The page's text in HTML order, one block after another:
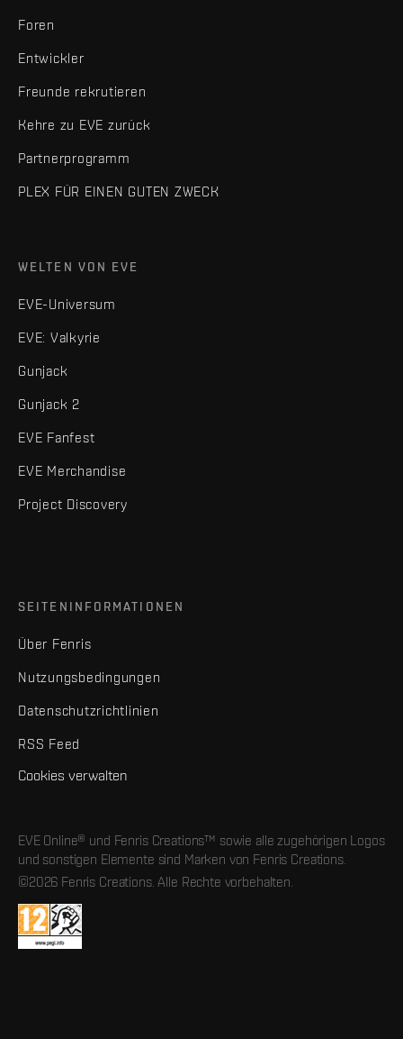
Foren
Entwickler
Freunde rekrutieren
Kehre zu EVE zurück
Partnerprogramm
PLEX FÜR EINEN GUTEN ZWECK
WELTEN VON EVE
EVE-Universum
EVE: Valkyrie
Gunjack
Gunjack 2
EVE Fanfest
EVE Merchandise
Project Discovery
SEITENINFORMATIONEN
Über Fenris
Nutzungsbedingungen
Datenschutzrichtlinien
RSS Feed
Cookies verwalten
EVE Online® und Fenris Creations™ sowie alle zugehörigen Logos
und sonstigen Elemente sind Marken von Fenris Creations.
©2026 Fenris Creations. Alle Rechte vorbehalten.